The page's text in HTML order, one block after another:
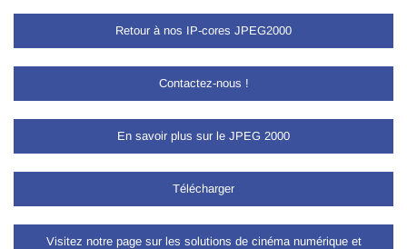
Retour à nos IP-cores JPEG2000
Contactez-nous !
En savoir plus sur le JPEG 2000
Télécharger
Visitez notre page sur les solutions de cinéma numérique et